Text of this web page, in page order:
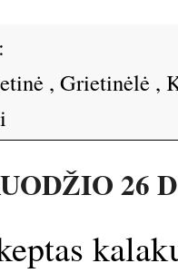
, Grietinėlė ,
26